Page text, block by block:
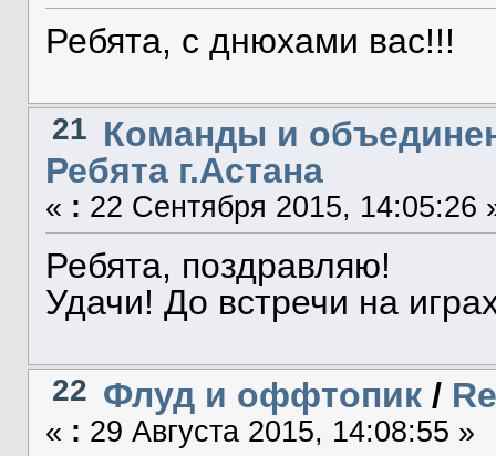
Ребята, с днюхами вас!!!
21 Команды и
Ребята г.Астана
« : 22 Сентября 2015, 14:05:26
Ребята, поздравляю!
Удачи! До встречи на
22 Флуд и оффтопик/
« : 29 Августа 2015, 14:08:55 »